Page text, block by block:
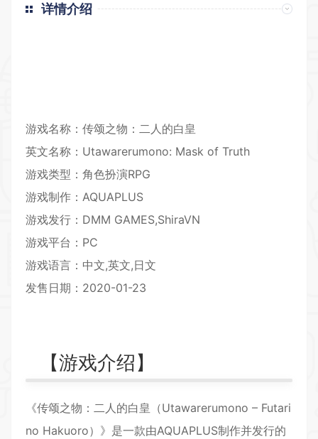
详情介绍
游戏名称：传颂之物：二人的白皇
英文名称：Utawarerumono: Mask of Truth
游戏类型：角色扮演RPG
游戏制作：AQUAPLUS
游戏发行：DMM GAMES,ShiraVN
游戏平台：PC
游戏语言：中文,英文,日文
发售日期：2020-01-23
【游戏介绍】
《传颂之物：二人的白皇（Utawarerumono – Futari
no Hakuoro）》是一款由AQUAPLUS制作并发行的